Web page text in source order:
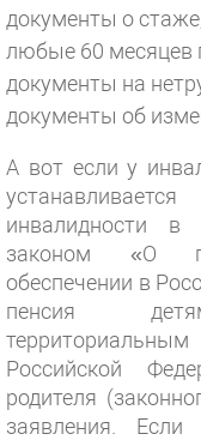
документы о
любые 60 месяцев
документы на
документы об
А вот если у
инвалидности в
законом «О
обеспечении в
пенсия
Российской
родителя
заявления. Если